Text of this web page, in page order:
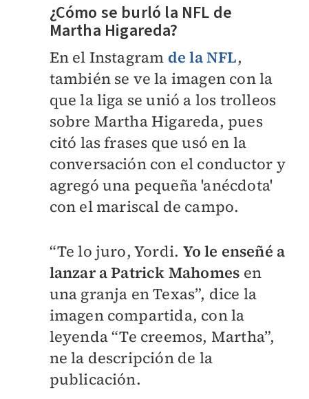
¿Cómo se burló la NFL de
Martha Higareda?
En el Instagram de la NFL,
también se ve la imagen con la
que la liga se unió a los trolleos
sobre Martha Higareda, pues
citó las frases que usó en la
conversación con el conductor y
agregó una pequeña 'anécdota'
con el mariscal de campo.
“Te lo juro, Yordi. Yo le enseñé a
lanzar a Patrick Mahomes en
una granja en Texas”, dice la
imagen compartida, con la
leyenda “Te creemos, Martha”,
ne la descripción de la
publicación.